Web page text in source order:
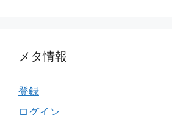
メタ情報
登録
ログイン